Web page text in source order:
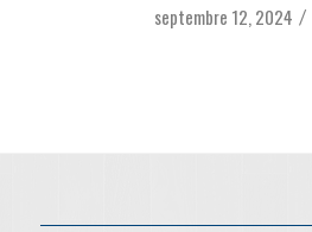
septembre 12, 2024 /